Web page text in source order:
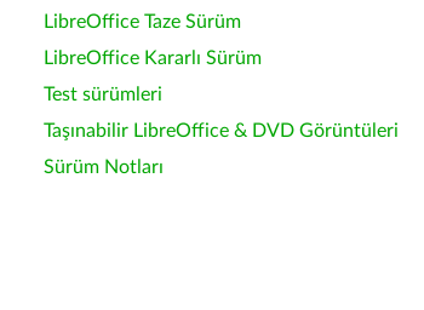
LibreOffice Taze Sürüm
LibreOffice Kararlı Sürüm
Test sürümleri
Taşınabilir LibreOffice & DVD Görüntüleri
Sürüm Notları